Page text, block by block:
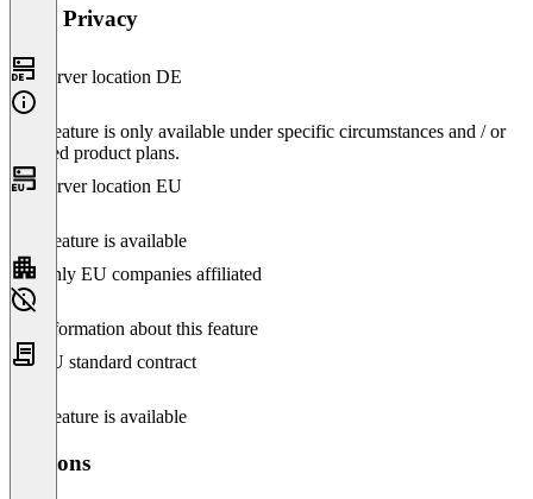
Data Privacy
Server location DE
This feature is only available under specific circumstances and / or
selected product plans.
Server location EU
This feature is available
Only EU companies affiliated
No information about this feature
EU standard contract
This feature is available
Versions